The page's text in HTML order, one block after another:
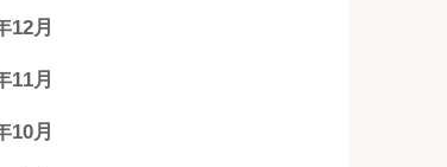
12月
11月
10月